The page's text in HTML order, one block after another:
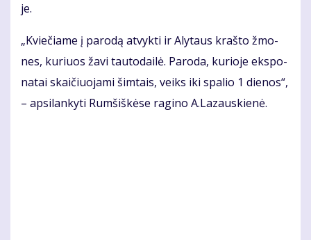
je.
„Kvie­čia­me į pa­ro­dą at­vyk­ti ir Aly­taus kraš­to žmo­
nes, ku­riuos ža­vi tau­to­dai­lė. Pa­ro­da, ku­rio­je eks­po­
na­tai skai­čiuo­ja­mi šim­tais, veiks iki spa­lio 1 die­nos“,
– ap­si­lan­ky­ti Rum­šiš­kė­se ra­gi­no A.La­zaus­kie­nė.